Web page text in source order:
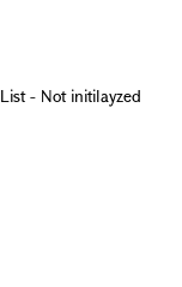
List - Not initilayzed